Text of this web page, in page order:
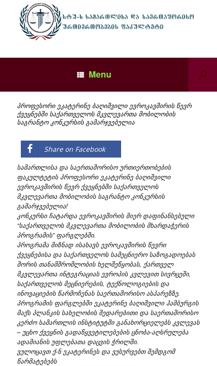
Menu
პროფესორი ეკატერინე ბაღიშვილი ევროკავშირის წევრ
ქვეყნებში საქართველოს მკვლევართა მობილობის
საგრანტო კონკურსის გამარჯვებულია
Share on Facebook
სამართლისა და საერთაშორისო ურთიერთობების
ფაკულტეტის პროფესორი ეკატერინე ბაღიშვილი
ევროკავშირის წევრ ქვეყნებში საქართველოს
მკვლევართა მობილობის საგრანტო კონკურსის
გამარჯვებულია!
კონკურსი ჩატარდა ევროკავშირის მიერ დაფინანსებული
“საქართველოს მკვლევართა მობილობის მხარდაჭერის
პროგრამის” ფარგლებში.
პროგრამა მიზნად ისახავს ევროკავშირის წევრი
ქვეყნებისა და საქართველოს სამეცნიერო საზოგადოებას
შორის თანამშრომლობის ხელშეწყობას, ქართველ
მკვლევართა ინტეგრაციას ევროპის კვლევით სივრცეში,
საქართველოს მეცნიერების, ტექნოლოგიების და
ინოვაციების წარმოჩენას საერთაშორისო ასპარეზზე.
პროგრამის ფარგლებში ეკატერინე ბაღიშვილი ჰამბურგის
მაქს პლანკის სახელობის შედარებითი და საერთაშორისო
კერძო სამართლის ინსტიტუტში განახორციელებს კვლევას
– უცხო ქვეყნის გადაწყვეტილებების ცნობა-აღსრულება
ადამიანის უფლებათა დაცვის ჭრილში.
ვულოცავთ ქ-ნ ეკატერინეს და ვუსურვებთ შემდგომ
წარმატებებს